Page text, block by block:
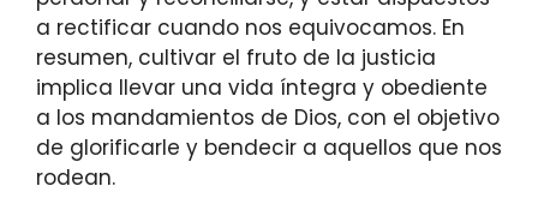
a rectificar cuando nos equivocamos. En
resumen, cultivar el fruto de la justicia
implica llevar una vida íntegra y obediente
a los mandamientos de Dios, con el objetivo
de glorificarle y bendecir a aquellos que nos
rodean.